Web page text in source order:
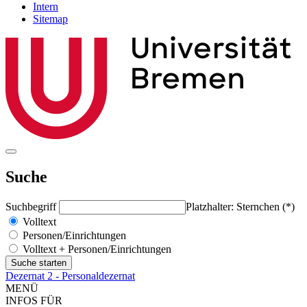
Intern
Sitemap
Suche
Suchbegriff
Platzhalter: Sternchen (*)
Volltext
Personen/Einrichtungen
Volltext + Personen/Einrichtungen
Dezernat 2 - Personaldezernat
MENÜ
INFOS FÜR